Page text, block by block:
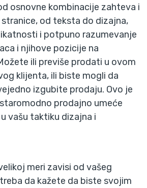
osnovne kombinacije zahteva i
stranice, od teksta do dizajna,
i potpuno razumevanje
i njihove pozicije na
ili previše prodati u ovom
klijenta, ili biste mogli da
izgubite prodaju. Ovo je
prodajno umeće
vašu taktiku dizajna i
meri zavisi od vašeg
da kažete da biste svojim